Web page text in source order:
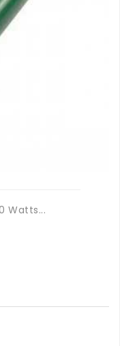
Watts...